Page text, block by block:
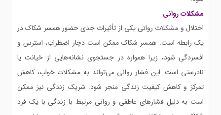
مشکلات روانی
اختلال و مشکلات روانی یکی از تأثیرات جدی حضور همسر شکاک در
یک رابطه است. همسر شکاک ممکن است دچار اضطراب، استرس و
افسردگی شود، زیرا همواره در جستجوی نشانه‌هایی از خیانت یا
نادرستی است. این فشار روانی می‌تواند به مشکلات خواب، کاهش
تمرکز و کاهش کیفیت زندگی منجر شود. شریک زندگی نیز ممکن
است به دلیل فشارهای عاطفی و روانی مرتبط با زندگی با یک فرد